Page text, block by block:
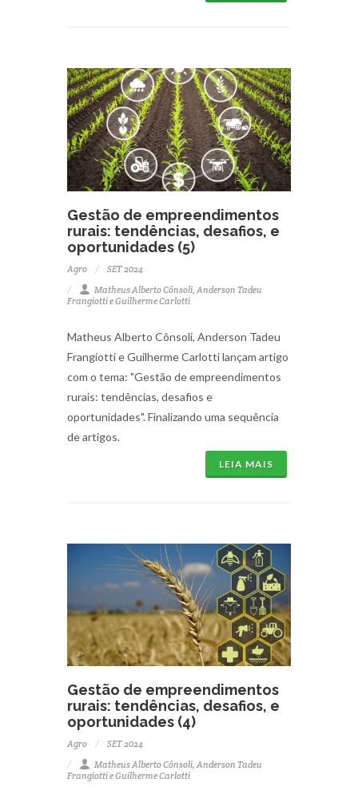
Gestão de empreendimentos
rurais: tendências, desafios, e
oportunidades (5)
Agro
SET 2024
Matheus Alberto Cônsoli, Anderson Tadeu
Frangiotti e Guilherme Carlotti
Matheus Alberto Cônsoli, Anderson Tadeu
Frangiotti e Guilherme Carlotti lançam artigo
com o tema: "Gestão de empreendimentos
rurais: tendências, desafios e
oportunidades". Finalizando uma sequência
de artigos.
LEIA MAIS
Gestão de empreendimentos
rurais: tendências, desafios, e
oportunidades (4)
Agro
SET 2024
Matheus Alberto Cônsoli, Anderson Tadeu
Frangiotti e Guilherme Carlotti